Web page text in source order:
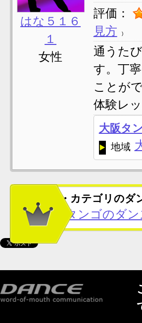
はな５１６
１
女性
評価：
見方
通うた
す。丁
ことが
体験レ
大阪タ
地域
この地域・カテゴリの
大阪府のタンゴのダ